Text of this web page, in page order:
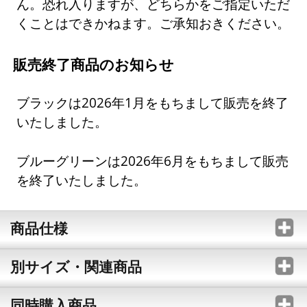
ん。恐れ入りますが、どちらかをご指定いただ
くことはできかねます。ご承知おきください。
販売終了商品のお知らせ
ブラックは2026年1月をもちまして販売を終了
いたしました。
ブルーグリーンは2026年6月をもちまして販売
を終了いたしました。
商品仕様
別サイズ・関連商品